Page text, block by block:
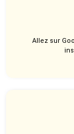
Allez sur